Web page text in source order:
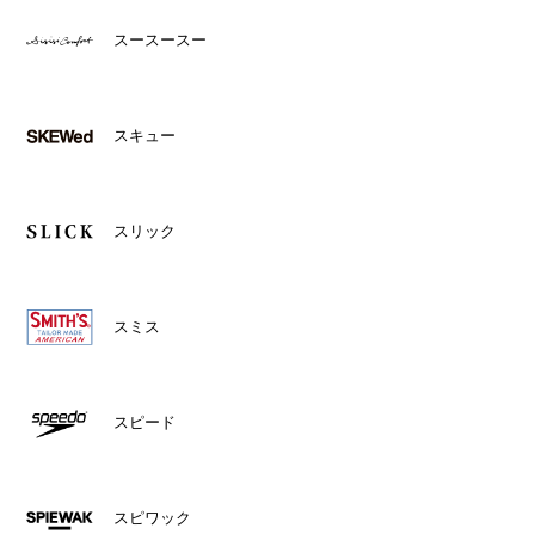
スースースー
スキュー
スリック
スミス
スピード
スピワック